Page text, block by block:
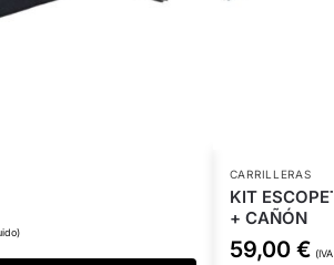
CARRILLERAS
KIT
+ CAÑÓN
59,00 €